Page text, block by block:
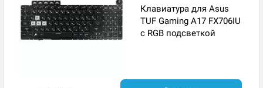
Клавиатура для Asus
TUF Gaming A17 FX706IU
с RGB подсветкой